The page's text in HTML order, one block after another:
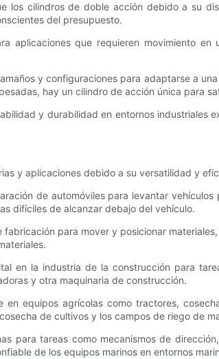
los cilindros de doble acción debido a su
del presupuesto.
aplicaciones que requieren movimiento
y configuraciones para adaptarse a
hay un cilindro de acción única para
y durabilidad en entornos industriales
y aplicaciones debido a su versatilidad y
de automóviles para levantar
difíciles de alcanzar debajo del vehículo.
para mover y posicionar
en la industria de la construcción para
y otra maquinaria de construcción.
equipos agrícolas como tractores,
de cultivos y los campos de riego de
para tareas como mecanismos de
de los equipos marinos en entornos